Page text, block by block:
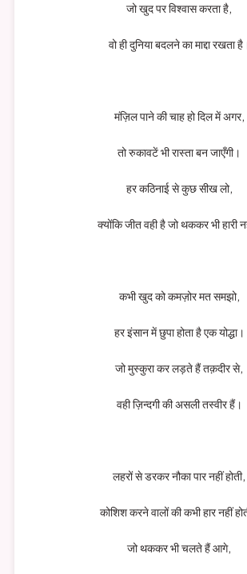
जो खुद पर विश्वास करता है,
वो ही दुनिया बदलने का माद्दा रखता
मंज़िल पाने की चाह हो दिल में अगर,
तो रुकावटें भी रास्ता बन जाएँगी।
हर कठिनाई से कुछ सीख लो,
क्योंकि जीत वही है जो थककर भी हारी
कभी खुद को कमज़ोर मत समझो,
हर इंसान में छुपा होता है एक योद्धा।
जो मुस्कुरा कर लड़ते हैं तक़दीर से,
वही ज़िन्दगी की असली तस्वीर हैं।
लहरों से डरकर नौका पार नहीं होती,
कोशिश करने वालों की कभी हार नहीं
जो थककर भी चलते हैं आगे,